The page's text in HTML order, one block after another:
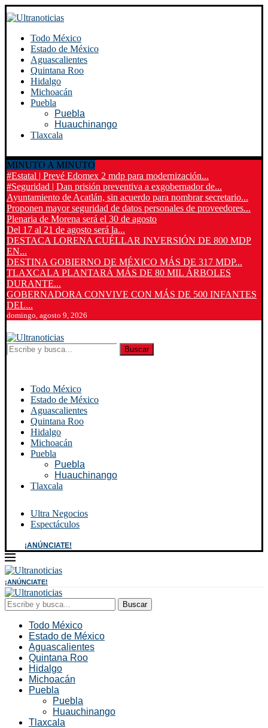
Todo México
Estado de México
Aguascalientes
Quintana Roo
Hidalgo
Michoacán
Puebla
Puebla
Huauchinango
Tlaxcala
MINUTO A MINUTO
#Estatal | Prevé Edomex 2 mdp para modernización...
#Seguridad | Dan prisión preventiva a exgobernador de...
Ayuntamiento de Acatlán, sin acuerdo para nombrar secretario...
Proponen mayor seguridad de datos personales de proveedores...
Plenaria de Morena será el 30 de agosto
Del 17 al 21 de agosto será la...
DESTACA LORENA CUÉLLAR INVERSIÓN DE 800 MDP
EN...
DESTINA GOBIERNO DE MÉXICO MÁS DE 317 MDP...
TLAXCALA PLANTARÁ MÁS DE 80 MIL ÁRBOLES
DURANTE...
GOBERNADORA CONVIVE CON MÁS DE 500 INFANTES
DEL...
domingo, agosto 9, 2026
Buscar
Todo México
Estado de México
Aguascalientes
Quintana Roo
Hidalgo
Michoacán
Puebla
Puebla
Huauchinango
Tlaxcala
Ultra Negocios
Espectáculos
¡ANÚNCIATE!
¡ANÚNCIATE!
Buscar
Todo México
Estado de México
Aguascalientes
Quintana Roo
Hidalgo
Michoacán
Puebla
Puebla
Huauchinango
Tlaxcala